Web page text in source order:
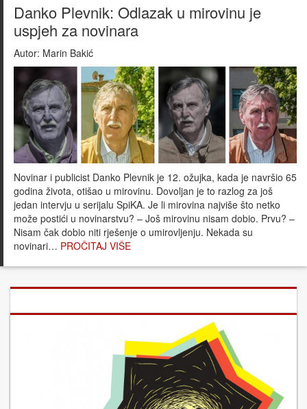
Danko Plevnik: Odlazak u mirovinu je
uspjeh za novinara
Autor: Marin Bakić
Novinar i publicist Danko Plevnik je 12. ožujka, kada je navršio 65
godina života, otišao u mirovinu. Dovoljan je to razlog za još
jedan intervju u serijalu SpiKA. Je li mirovina najviše što netko
može postići u novinarstvu? – Još mirovinu nisam dobio. Prvu? –
Nisam čak dobio niti rješenje o umirovljenju. Nekada su
novinari… PROČITAJ VIŠE